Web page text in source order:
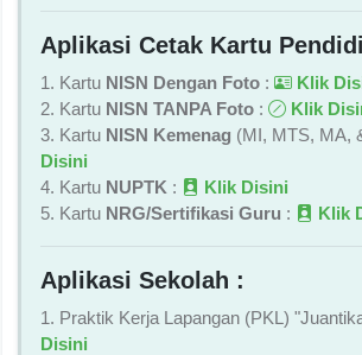
Aplikasi Cetak Kartu
1. Kartu NISN Dengan Foto :
Klik
2. Kartu NISN TANPA Foto :
Klik
3. Kartu NISN Kemenag (MI, MTS, MA,
Disini
4. Kartu NUPTK :
Klik Disini
5. Kartu NRG/Sertifikasi Guru : Klik
Aplikasi Sekolah :
1. Praktik Kerja Lapangan (PKL)
Disini